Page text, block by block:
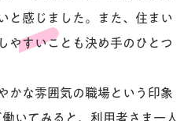
と感じました。また、住まい
やすいことも決め手のひとつ
かな雰囲気の職場という印象
いてみると、利用者さま一人